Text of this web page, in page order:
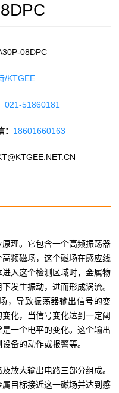
08DPC
/KTGEE
021-51860181
18601660163
理。它包含一个高频振荡器
频磁场，这个磁场在感应线
入这个检测区域时，金属物
发生振动，进而形成涡流。
，导致振荡器输出信号的变
化，当信号变化达到一定阈
一个电平的变化。这个输出
备的动作或报警等。
放大输出电路三部分组成。
目标接近这一磁场并达到感